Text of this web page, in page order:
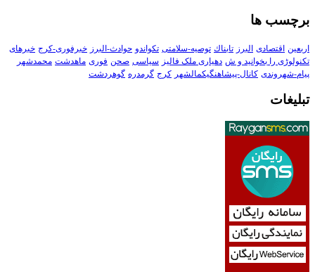
برچسب ها
اربعین اقتصادی البرز تابناك توصیه-سلامتی تکواندو حوادث-البرز خبرفوری-کرج خبرهای
تکنولوڑی را بخوانید و ش دهیاری ملک فالیز سیاسی صحن فوری ماهدشت محمدشهر
پیام-شهروندی کانال-پیشاهنگیکمالشهر کرج گرمدره گوهردشت
تبلیغات